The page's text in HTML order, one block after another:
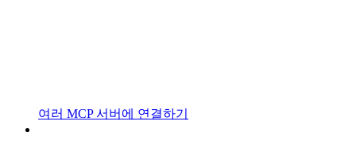
여러 MCP 서버에 연결하기